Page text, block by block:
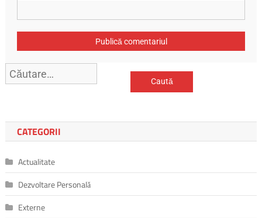
Caută
după:
CATEGORII
Actualitate
Dezvoltare Personală
Externe